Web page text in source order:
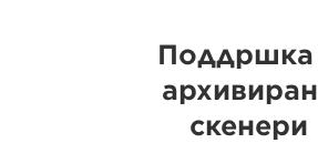
Поддршка
скенери